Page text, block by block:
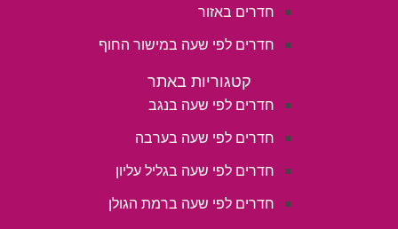
חדרים באזור
חדרים לפי שעה במישור החוף
קטגוריות באתר
חדרים לפי שעה בנגב
חדרים לפי שעה בערבה
חדרים לפי שעה בגליל עליון
חדרים לפי שעה ברמת הגולן